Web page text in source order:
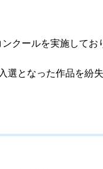
クールを実施してお
となった作品を紛